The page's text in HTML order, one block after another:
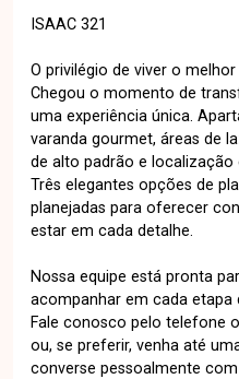
ISAAC 321
O privilégio de viver o melhor
Chegou o momento de
uma experiência única.
varanda gourmet, áreas de
de alto padrão e localização
Três elegantes opções de
planejadas para oferecer
estar em cada detalhe.
Nossa equipe está pronta
acompanhar em cada etapa
Fale conosco pelo telefone
ou, se preferir, venha até
converse pessoalmente